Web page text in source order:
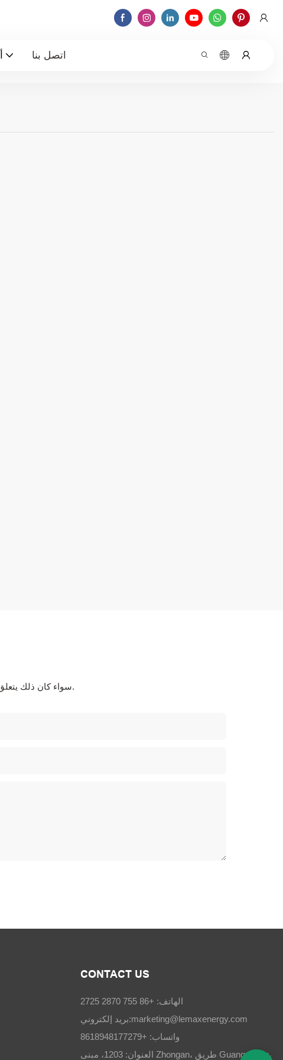
اتصل بنا
سواء كان ذلك يتعلق بالحلول المتطورة أو الدعم الشخصي أو التعاون السلس، فنحن هنا لنتجاوز توقعاتك.
CONTACT US
الهاتف: +86 755 2870 2725
بريد إلكتروني:marketing@lemaxenergy.com
واتساب: +8618948177279
العنوان: 1203، مبنى Zhongan، طريق Guangchang،